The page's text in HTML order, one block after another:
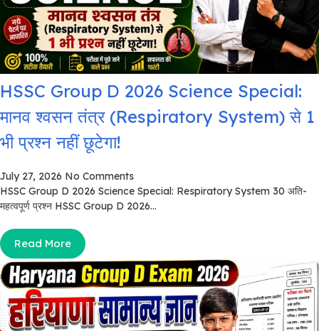
HSSC Group D 2026 Science Special:
मानव श्वसन तंत्र (Respiratory System) से 1
भी प्रश्न नहीं छूटेगा!
July 27, 2026 No Comments
HSSC Group D 2026 Science Special: Respiratory System 30 अति-
महत्वपूर्ण प्रश्न HSSC Group D 2026...
Read More